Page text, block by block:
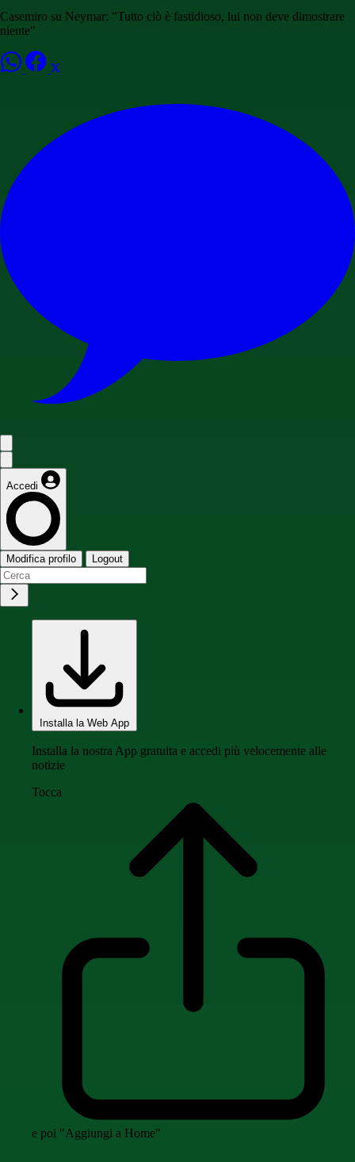
Casemiro su Neymar: "Tutto ciò è fastidioso, lui non deve dimostrare
niente"
Accedi
Modifica profilo Logout
Installa la Web App
Installa la nostra App gratuita e accedi più velocemente alle
notizie
Tocca
e poi "Aggiungi a Home"